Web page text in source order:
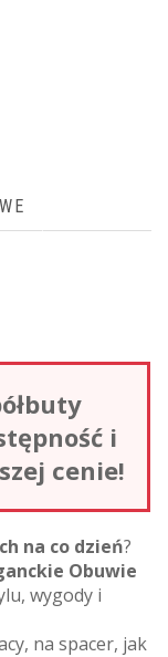
i
cenie!
na co dzień?
Obuwie
wygody i
na spacer, jak